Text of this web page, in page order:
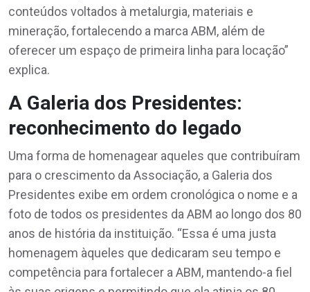
conteúdos voltados à metalurgia, materiais e
mineração, fortalecendo a marca ABM, além de
oferecer um espaço de primeira linha para locação”
explica.
A Galeria dos Presidentes:
reconhecimento do legado
Uma forma de homenagear aqueles que contribuíram
para o crescimento da Associação, a Galeria dos
Presidentes exibe em ordem cronológica o nome e a
foto de todos os presidentes da ABM ao longo dos 80
anos de história da instituição. “Essa é uma justa
homenagem àqueles que dedicaram seu tempo e
competência para fortalecer a ABM, mantendo-a fiel